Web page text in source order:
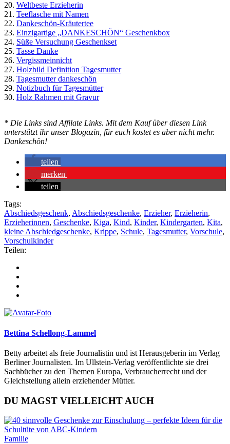
20. Weltbeste Erzieherin
21. Teeflasche mit Namen
22. Dankeschön-Kräutertee
23. Einzigartige „DANKESCHÖN“ Geschenkbox
24. Süße Versuchung Geschenkset
25. Tasse Danke
26. Vergissmeinnicht
27. Holzbild Definition Tagesmutter
28. Tagesmutter dankeschön
29. Notizbuch für Tagesmütter
30. Holz Rahmen mit Gravur
* Die Links sind Affilate Links. Mit dem Kauf über diesen Link
unterstützt ihr unser Blogazin, für euch kostet es aber nicht mehr.
Dankeschön!
teilen
merken
teilen
Tags:
Abschiedsgeschenk, Abschiedsgeschenke, Erzieher, Erzieherin,
Erzieherinnen, Geschenke, Kiga, Kind, Kinder, Kindergarten, Kita,
kleine Abschiedgeschenke, Krippe, Schule, Tagesmutter, Vorschule,
Vorschulkinder
Teilen:
Bettina Schellong-Lammel
Betty arbeitet als freie Journalistin und ist Herausgeberin im Verlag
Berliner Journalisten. Im Ullstein-Verlag veröffentlichte sie drei
Sachbücher zu den Themen Europa, Verbraucherrecht und der
Gleichstellung allein erziehender Mütter.
DU MAGST VIELLEICHT AUCH
Familie